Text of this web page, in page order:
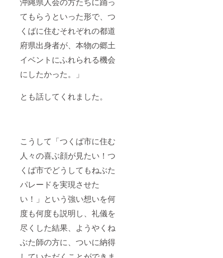
てもらうといった形で、つ
くばに住むそれぞれの都道
府県出身者が、本物の郷土
イベントにふれられる機会
にしたかった。」
とも話してくれました。
こうして「つくば市に住む
人々の喜ぶ顔が見たい！つ
くば市でどうしてもねぶた
パレードを実現させた
い！」という強い想いを何
度も何度も説明し、礼儀を
尽くした結果、ようやくね
ぶた師の方に、ついに納得